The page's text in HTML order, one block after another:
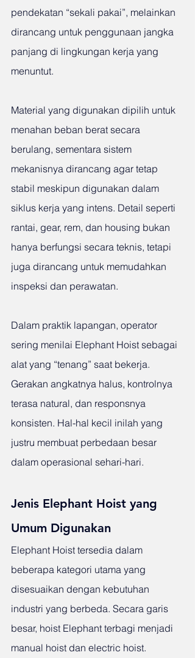
pendekatan “sekali pakai”, melainkan
dirancang untuk penggunaan jangka
panjang di lingkungan kerja yang
menuntut.
Material yang digunakan dipilih untuk
menahan beban berat secara
berulang, sementara sistem
mekanisnya dirancang agar tetap
stabil meskipun digunakan dalam
siklus kerja yang intens. Detail seperti
rantai, gear, rem, dan housing bukan
hanya berfungsi secara teknis, tetapi
juga dirancang untuk memudahkan
inspeksi dan perawatan.
Dalam praktik lapangan, operator
sering menilai Elephant Hoist sebagai
alat yang “tenang” saat bekerja.
Gerakan angkatnya halus, kontrolnya
terasa natural, dan responsnya
konsisten. Hal-hal kecil inilah yang
justru membuat perbedaan besar
dalam operasional sehari-hari.
Jenis Elephant Hoist yang
Umum Digunakan
Elephant Hoist tersedia dalam
beberapa kategori utama yang
disesuaikan dengan kebutuhan
industri yang berbeda. Secara garis
besar, hoist Elephant terbagi menjadi
manual hoist dan electric hoist.